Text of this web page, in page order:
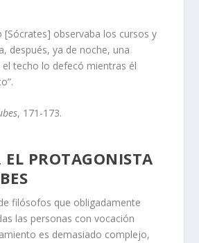
[Sócrates] observaba los cursos y
después, ya de noche, una
el techo lo defecó mientras él
, 171-173.
EL PROTAGONISTA
filósofos que obligadamente
las personas con vocación
es demasiado complejo,